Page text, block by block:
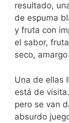
resultado,
de espuma
y fruta con
el sabor,
seco,
Una de ellas
está de
pero se van
absurdo